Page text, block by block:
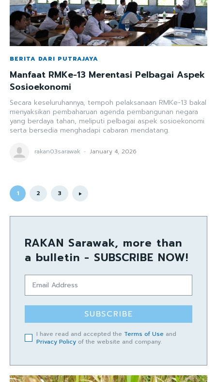
BERITA DARI PUTRAJAYA
Manfaat RMKe-13 Merentasi Pelbagai Aspek
Sosioekonomi
Secara keseluruhannya, tempoh pelaksanaan RMKe-13 bakal
menyaksikan pembaharuan agenda pembangunan negara
yang berdaya tahan, meliputi pelbagai aspek sosioekonomi
serta bersedia menghadapi cabaran mendatang.
rakan03sarawak - January 4, 2026
1 2 3
RAKAN Sarawak, more than
a bulletin - SUBSCRIBE NOW!
SUBSCRIBE
I have read and accepted the Terms of Use and
Privacy Policy of the website and company.